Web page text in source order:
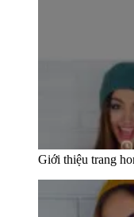
Giới thiệu trang